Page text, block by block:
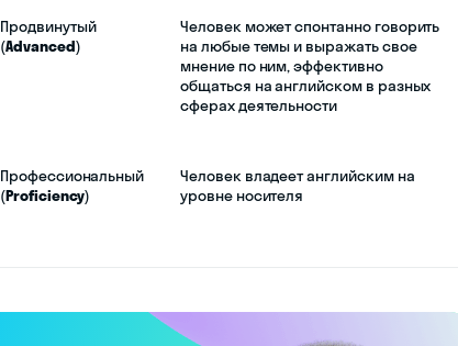
Продвинутый
(Advanced)
Человек может спонтанно говорить
на любые темы и выражать свое
мнение по ним, эффективно
общаться на английском в разных
сферах деятельности
Профессиональный
(Proficiency)
Человек владеет английским на
уровне носителя